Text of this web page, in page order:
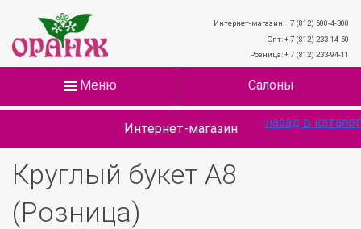
Интернет-магазин: +7 (812) 600-4-300
Опт: + 7 (812) 233-14-50
Розница: + 7 (812) 233-94-11
Меню Салоны
Интернет-магазин
Круглый букет А8
(Розница)
назад в каталог